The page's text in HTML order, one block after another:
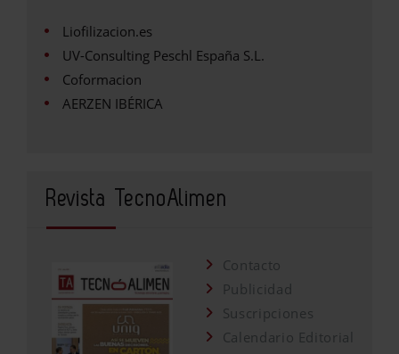
Liofilizacion.es
UV-Consulting Peschl España S.L.
Coformacion
AERZEN IBÉRICA
Revista TecnoAlimen
Contacto
Publicidad
Suscripciones
Calendario Editorial